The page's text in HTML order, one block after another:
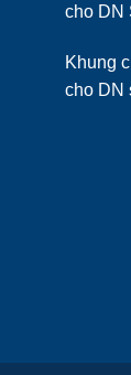
cho DN
Khung
cho DN